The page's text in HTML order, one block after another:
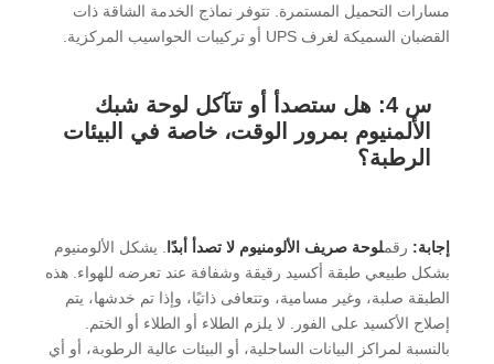
مسارات التحميل المستمرة. تتوفر نماذج الخدمة الشاقة ذات
القضبان السميكة لغرف UPS أو تركيبات الحواسيب المركزية.
س 4: هل ستصدأ أو تتآكل لوحة شبك
الألمنيوم بمرور الوقت، خاصة في البيئات
الرطبة؟
إجابة: رقملوحة صريف الألومنيوم لا تصدأ أبدًا . يشكل الألومنيوم
بشكل طبيعي طبقة أكسيد رقيقة وشفافة عند تعرضه للهواء. هذه
الطبقة صلبة، وغير مسامية، وتتعافى ذاتيًا، وإذا تم خدشها، يتم
إصلاح الأكسيد على الفور. لا يلزم الطلاء أو الطلاء أو الختم.
بالنسبة لمراكز البيانات الساحلية، أو البيئات عالية الرطوبة، أو أي